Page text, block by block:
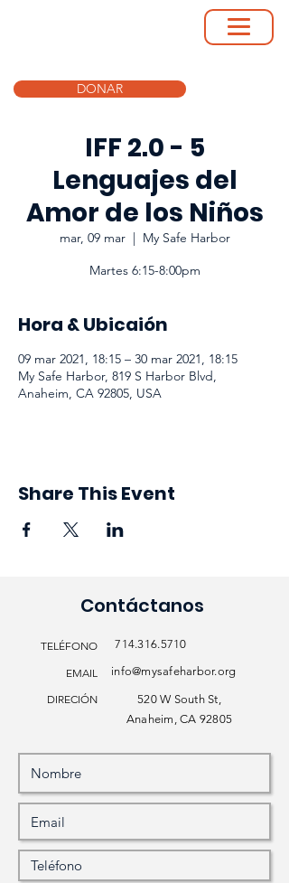
DONAR
IFF 2.0 - 5
Lenguajes del
Amor de los Niños
mar, 09 mar
  |
My Safe Harbor
Martes 6:15-8:00pm
Hora & Ubicaión
09 mar 2021, 18:15 – 30 mar 2021, 18:15
My Safe Harbor, 819 S Harbor Blvd,
Anaheim, CA 92805, USA
Share This Event
Contáctanos
TELÉFONO 714.316.5710
EMAIL info@mysafeharbor.org
DIRECIÓN
520 W South St,
Anaheim, CA 92805